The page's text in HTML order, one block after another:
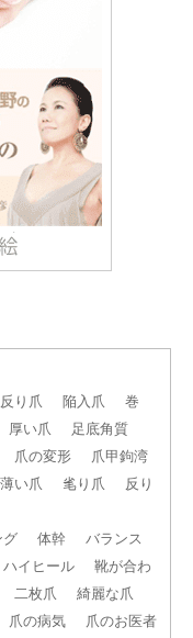
反り爪 陥入爪
巻
厚い爪
足底角質
爪の変形
爪甲鉤湾
薄い爪 毟り爪
反り
グ 体幹
バランス
ハイヒール
靴が合わ
二枚爪
綺麗な爪
爪の病気
爪のお医者